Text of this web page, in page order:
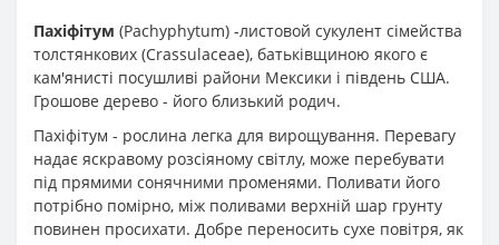
Пахіфітум (Pachyphytum) -листовой сукулент сімейства
толстянкових (Crassulaceae), батьківщиною якого є
кам'янисті посушливі райони Мексики і південь США.
Грошове дерево - його близький родич.
Пахіфітум - рослина легка для вирощування. Перевагу
надає яскравому розсіяному світлу, може перебувати
під прямими сонячними променями. Поливати його
потрібно помірно, між поливами верхній шар грунту
повинен просихати. Добре переносить сухе повітря, як